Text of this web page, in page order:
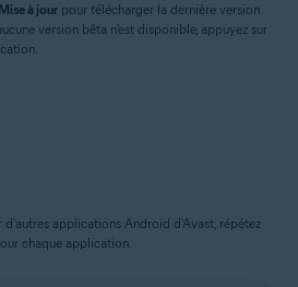
Mise à jour pour télécharger la dernière version
version bêta n'est disponible, appuyez sur
d'autres applications Android d'Avast, répétez
chaque application.